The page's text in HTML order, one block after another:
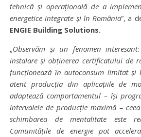
tehnică și operațională de a
energetice integrate și în România”, a
ENGIE Building Solutions.
„Observăm și un fenomen interesant:
instalareși obținerea certificatului de
funcționează în autoconsum limitatși î
atent producția din aplicațiile de
adaptează comportamentul – își
intervalele de producție maximă –
schimbarea de mentalitate este
Comunitățile de energie pot